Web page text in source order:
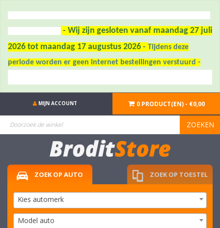
- Wij zijn gesloten vanaf maandag 27 juli
2026 tot maandag 17 augustus 2026 - Tijdens deze
periode worden er geen internet bestellingen verstuurd -
ZOEKEN
MIJN ACCOUNT 0 PRODUCT(EN) - €0,00
ZOEK OP AUTO
Kies automerk
Model auto
ZOEK OP TOESTEL